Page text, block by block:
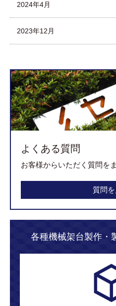
2024年4月
2023年12月
よくある質問
お客様からいただく質問を
質問を
各種機械架台製作・